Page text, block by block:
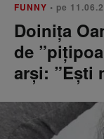
FUNNY • pe
Doinița
de
arși: ”Ești